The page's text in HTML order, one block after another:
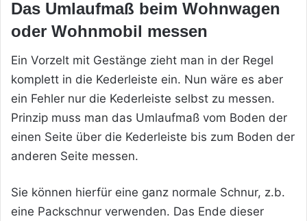
Das Umlaufmaß beim Wohnwagen
oder Wohnmobil messen
Ein Vorzelt mit Gestänge zieht man in der Regel
komplett in die Kederleiste ein. Nun wäre es aber
ein Fehler nur die Kederleiste selbst zu messen.
Prinzip muss man das Umlaufmaß vom Boden der
einen Seite über die Kederleiste bis zum Boden der
anderen Seite messen.
Sie können hierfür eine ganz normale Schnur, z.b.
eine Packschnur verwenden. Das Ende dieser